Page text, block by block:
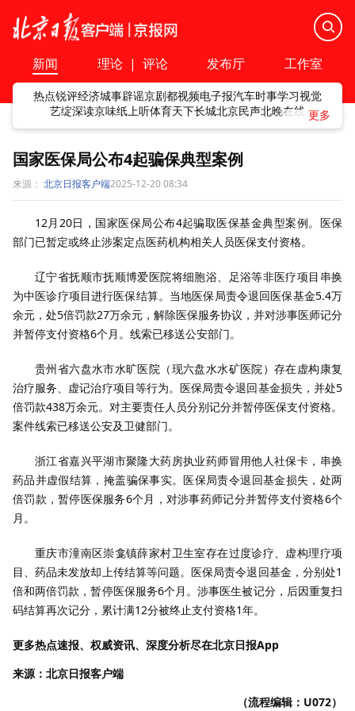
新闻 理论 | 评论 发布厅 工作室
热点锐评经济城事辟谣京剧都视频电子报汽车时事学习视觉
艺绽深读京味纸上听体育天下长城北京民声北晚在线
国家医保局公布4起骗保典型案例
来源： 北京日报客户端2025-12-20 08:34
12月20日，国家医保局公布4起骗取医保基金典型案例。医保
部门已暂定或终止涉案定点医药机构相关人员医保支付资格。
辽宁省抚顺市抚顺博爱医院将细胞浴、足浴等非医疗项目串换
为中医诊疗项目进行医保结算。当地医保局责令退回医保基金5.4万
余元，处5倍罚款27万余元，解除医保服务协议，并对涉事医师记分
并暂停支付资格6个月。线索已移送公安部门。
贵州省六盘水市水旷医院（现六盘水水矿医院）存在虚构康复
治疗服务、虚记治疗项目等行为。医保局责令退回基金损失，并处5
倍罚款438万余元。对主要责任人员分别记分并暂停医保支付资格。
案件线索已移送公安及卫健部门。
浙江省嘉兴平湖市聚隆大药房执业药师冒用他人社保卡，串换
药品并虚假结算，掩盖骗保事实。医保局责令退回基金损失，处两
倍罚款，暂停医保服务6个月，对涉事药师记分并暂停支付资格6个
月。
重庆市潼南区崇龛镇薛家村卫生室存在过度诊疗、虚构理疗项
目、药品未发放却上传结算等问题。医保局责令退回基金，分别处1
倍和两倍罚款，暂停医保服务6个月。涉事医生被记分，后因重复扫
码结算再次记分，累计满12分被终止支付资格1年。
更多热点速报、权威资讯、深度分析尽在北京日报App
来源：北京日报客户端
（流程编辑：U072）